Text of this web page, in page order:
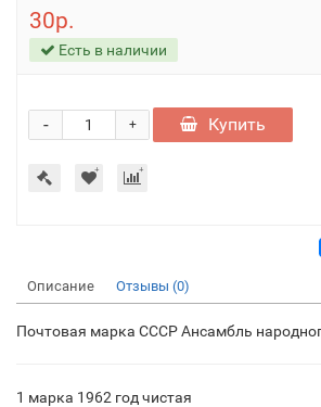
30р.
Есть в наличии
+
- Купить
Описание Отзывы (0)
Почтовая марка СССР Ансамбль
1 марка 1962 год чистая